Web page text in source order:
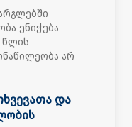
ენიჭება
წლის
არ
და